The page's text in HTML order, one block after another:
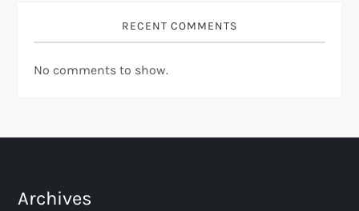
RECENT COMMENTS
No comments to show.
Archives